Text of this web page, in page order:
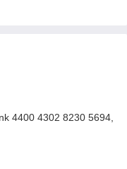
4400 4302 8230 5694,